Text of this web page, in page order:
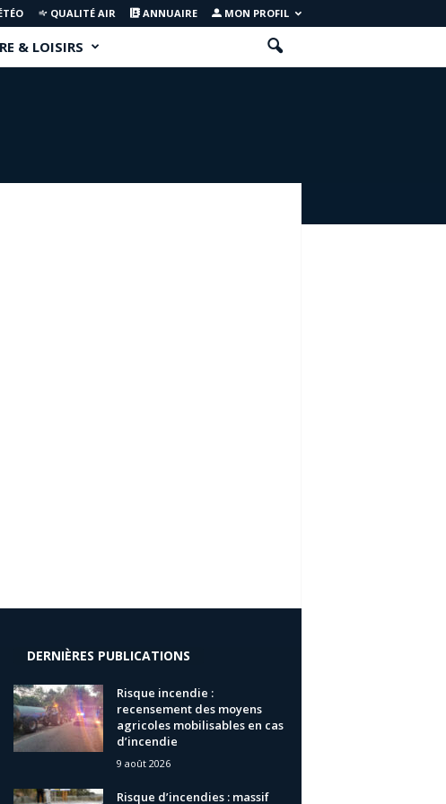
QUALITÉ AIR ANNUAIRE MON PROFIL
& LOISIRS
DERNIÈRES PUBLICATIONS
Risque incendie :
recensement des moyens
agricoles mobilisables en cas
d’incendie
9 août 2026
Risque d’incendies : massif